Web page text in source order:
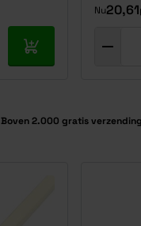
In mijn winkelwagen
Nu20,61
Boven 2.000 gratis verzending